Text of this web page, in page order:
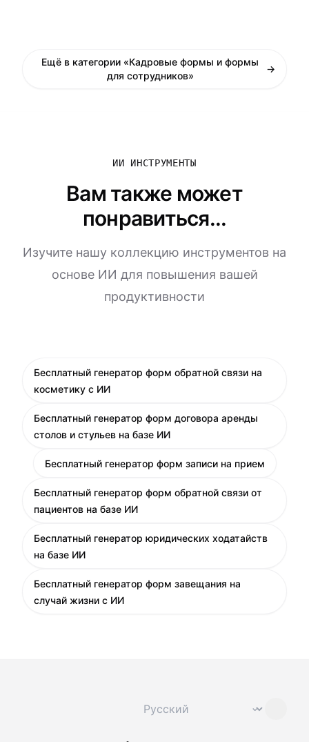
Ещё в категории «Кадровые формы и формы
для сотрудников»
→
ИИ ИНСТРУМЕНТЫ
Вам также может
понравиться...
Изучите нашу коллекцию инструментов на
основе ИИ для повышения вашей
продуктивности
Бесплатный генератор форм обратной связи на
косметику с ИИ
Бесплатный генератор форм договора аренды
столов и стульев на базе ИИ
Бесплатный генератор форм записи на прием
Бесплатный генератор форм обратной связи от
пациентов на базе ИИ
Бесплатный генератор юридических ходатайств
на базе ИИ
Бесплатный генератор форм завещания на
случай жизни с ИИ
⌄